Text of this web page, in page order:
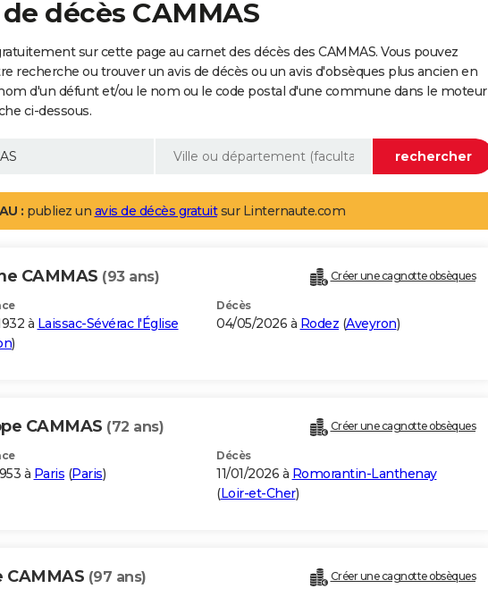
décès CAMMAS
sur cette page au carnet des décès des CAMMAS. Vous pouvez
recherche ou trouver un avis de décès ou un avis d'obsèques plus ancien en
d'un défunt et/ou le nom ou le code postal d'une commune dans le moteur
ci-dessous.
: publiez un avis de décès gratuitsur Linternaute.com
CAMMAS (93 ans) Créer une cagnotte obsèques
à Laissac-Sévérac l'Église
)
Décès
04/05/2026 à Rodez (Aveyron)
CAMMAS (72 ans) Créer une cagnotte obsèques
à Paris (Paris)
Décès
11/01/2026 à Romorantin-Lanthenay
(Loir-et-Cher)
CAMMAS (97 ans) Créer une cagnotte obsèques